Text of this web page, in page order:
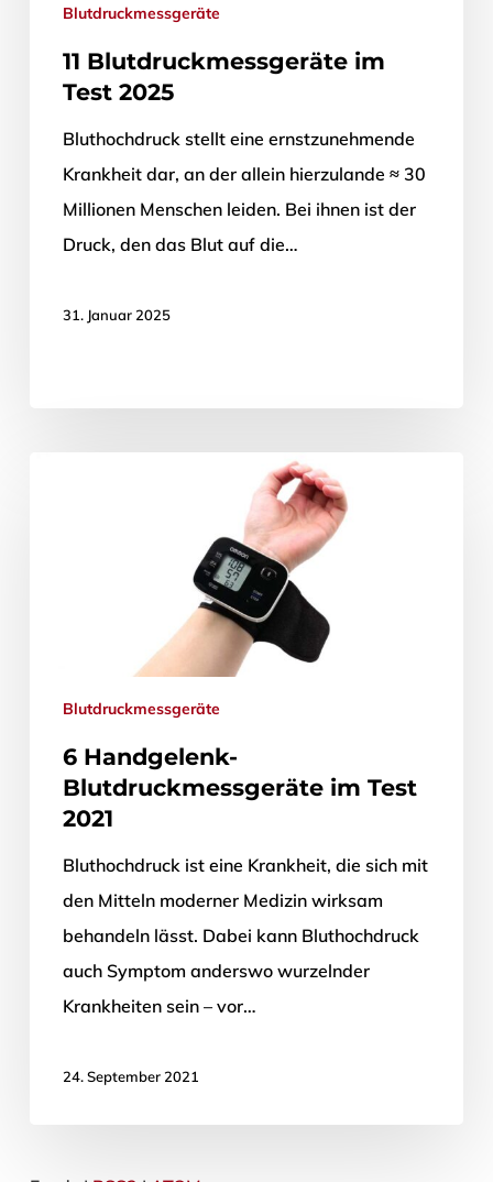
Blutdruckmessgeräte
11 Blutdruckmessgeräte im
Test 2025
Bluthochdruck stellt eine ernstzunehmende
Krankheit dar, an der allein hierzulande ≈ 30
Millionen Menschen leiden. Bei ihnen ist der
Druck, den das Blut auf die…
31. Januar 2025
Blutdruckmessgeräte
6 Handgelenk-
Blutdruckmessgeräte im Test
2021
Bluthochdruck ist eine Krankheit, die sich mit
den Mitteln moderner Medizin wirksam
behandeln lässt. Dabei kann Bluthochdruck
auch Symptom anderswo wurzelnder
Krankheiten sein – vor…
24. September 2021